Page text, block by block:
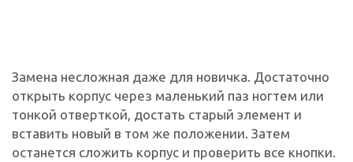
Замена несложная даже для новичка. Достаточно
открыть корпус через маленький паз ногтем или
тонкой отверткой, достать старый элемент и
вставить новый в том же положении. Затем
останется сложить корпус и проверить все кнопки.